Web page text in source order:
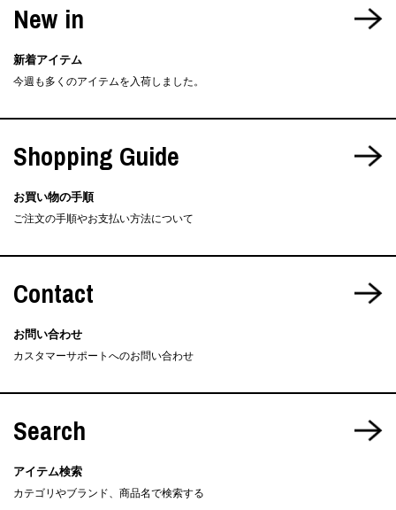
New in
新着アイテム
今週も多くのアイテムを入荷しました。
Shopping Guide
お買い物の手順
ご注文の手順やお支払い方法について
Contact
お問い合わせ
カスタマーサポートへのお問い合わせ
Search
アイテム検索
カテゴリやブランド、商品名で検索する